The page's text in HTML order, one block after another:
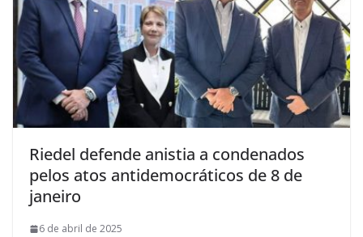
Riedel defende anistia a condenados
pelos atos antidemocráticos de 8 de
janeiro
6 de abril de 2025